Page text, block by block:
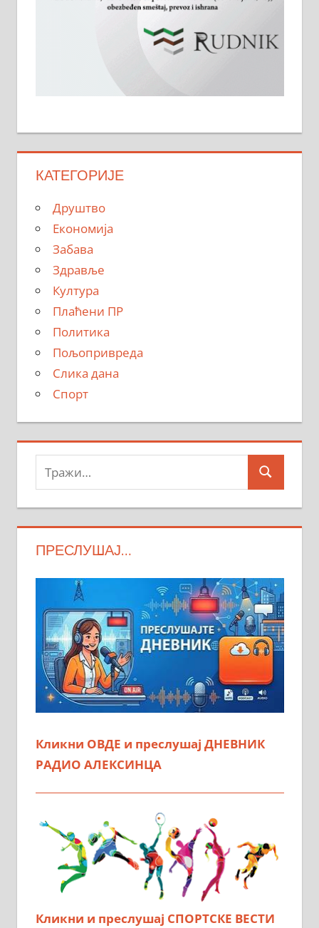
КАТЕГОРИЈЕ
Друштво
Економија
Забава
Здравље
Култура
Плаћени ПР
Политика
Пољопривреда
Слика дана
Спорт
Тражи:
Search
ПРЕСЛУШАЈ…
Кликни ОВДЕ и преслушај ДНЕВНИК
РАДИО АЛЕКСИНЦА
Кликни и преслушај СПОРТСКЕ ВЕСТИ